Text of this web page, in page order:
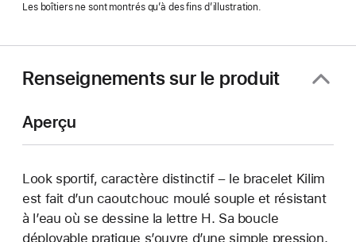
nouvelle
Les boîtiers ne sont montrés qu’à des fins d’illustration.
Renseignements sur le produit
Aperçu
Look sportif, caractère distinctif – le bracelet Kilim
est fait d’un caoutchouc moulé souple et résistant
à l’eau où se dessine la lettre H. Sa boucle
déployable pratique s’ouvre d’une simple pression.